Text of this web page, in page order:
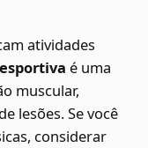
atividades
é uma
muscular,
lesões. Se você
considerar